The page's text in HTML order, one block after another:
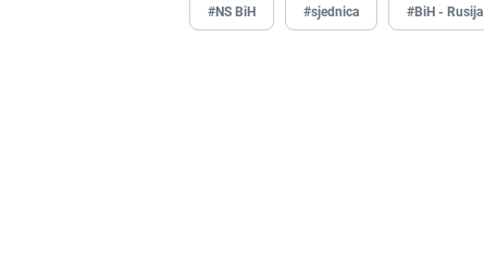
#NS BiH #sjednica #BiH - Rusija